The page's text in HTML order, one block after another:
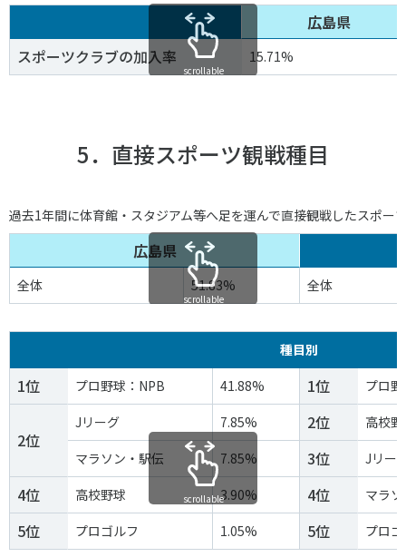
広島県
スポーツクラブの加入率
15.71%
scrollable
5．直接スポーツ観戦種目
過去1年間に体育館・スタジアム等へ足を運んで直接観戦したスポー
広島県
全体 51.83% 全体
scrollable
種目別
1位 プロ野球：NPB 41.88% 1位 プロ
2位
Jリーグ 7.85% 2位
高校
マラソン・駅伝
7.85% 3位 Jリー
4位 高校野球 3.90% 4位 マラ
5位 プロゴルフ 1.05% 5位
プロ
scrollable